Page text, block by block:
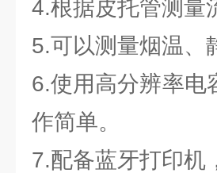
4.根据皮托管测量
5.可以测量烟温、
6.使用高分辨率电
作简单。
7.配备蓝牙打印机